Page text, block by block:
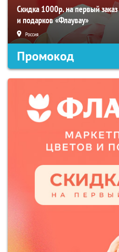
Скидка 1000р. на первый
и подарков «Флаувау»
Россия
Промокод